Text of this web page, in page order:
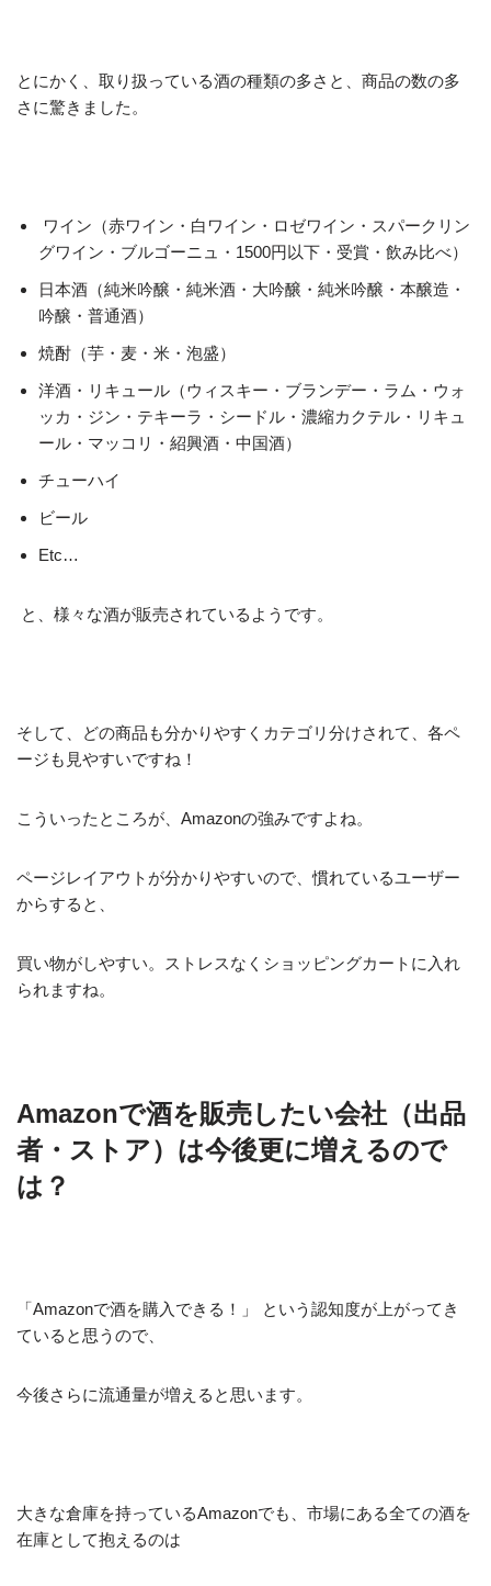
とにかく、取り扱っている酒の種類の多さと、商品の数の多
さに驚きました。
ワイン（赤ワイン・白ワイン・ロゼワイン・スパークリン
グワイン・ブルゴーニュ・1500円以下・受賞・飲み比べ）
日本酒（純米吟醸・純米酒・大吟醸・純米吟醸・本醸造・
吟醸・普通酒）
焼酎（芋・麦・米・泡盛）
洋酒・リキュール（ウィスキー・ブランデー・ラム・ウォ
ッカ・ジン・テキーラ・シードル・濃縮カクテル・リキュ
ール・マッコリ・紹興酒・中国酒）
チューハイ
ビール
Etc…
と、様々な酒が販売されているようです。
そして、どの商品も分かりやすくカテゴリ分けされて、各ペ
ージも見やすいですね！
こういったところが、Amazonの強みですよね。
ページレイアウトが分かりやすいので、慣れているユーザー
からすると、
買い物がしやすい。ストレスなくショッピングカートに入れ
られますね。
Amazonで酒を販売したい会社（出品
者・ストア）は今後更に増えるので
は？
「Amazonで酒を購入できる！」 という認知度が上がってき
ていると思うので、
今後さらに流通量が増えると思います。
大きな倉庫を持っているAmazonでも、市場にある全ての酒を
在庫として抱えるのは